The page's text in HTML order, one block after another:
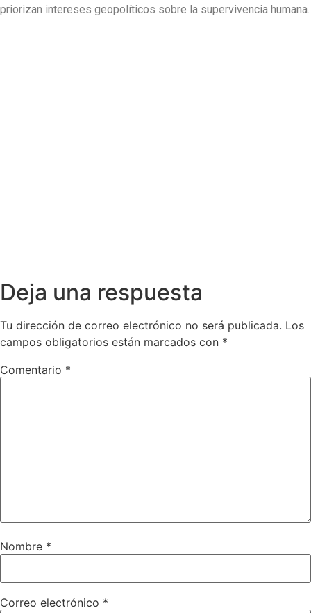
priorizan intereses geopolíticos sobre la supervivencia humana.
Deja una respuesta
Tu dirección de correo electrónico no será publicada. Los
campos obligatorios están marcados con *
Comentario *
Nombre *
Correo electrónico *